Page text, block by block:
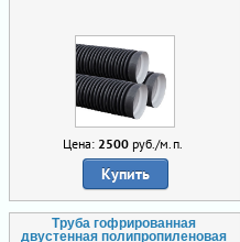
Цена: 2500руб./м.п.
Купить
Труба гофрированная
двустенная полипропиленовая